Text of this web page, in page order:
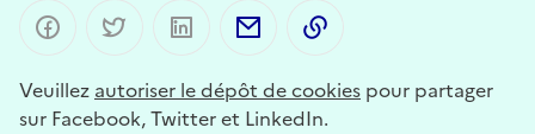
Partager sur Facebook
Partager sur Twitter
Partager sur LinkedIn
Partager par email
Veuillez autoriser le dépôt de cookies pour partager
sur Facebook, Twitter et LinkedIn.